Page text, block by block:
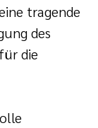
tragende
des
die